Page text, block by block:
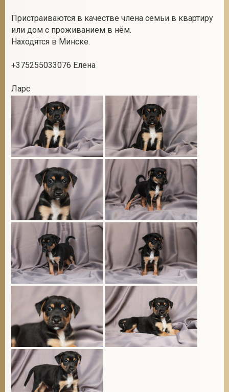
Пристраиваются в качестве члена семьи в квартиру
или дом с проживанием в нём.
Находятся в Минске.
+375255033076 Елена
Ларс